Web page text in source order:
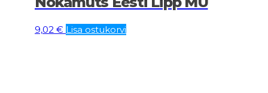
9,02 € Lisa ostukorvi